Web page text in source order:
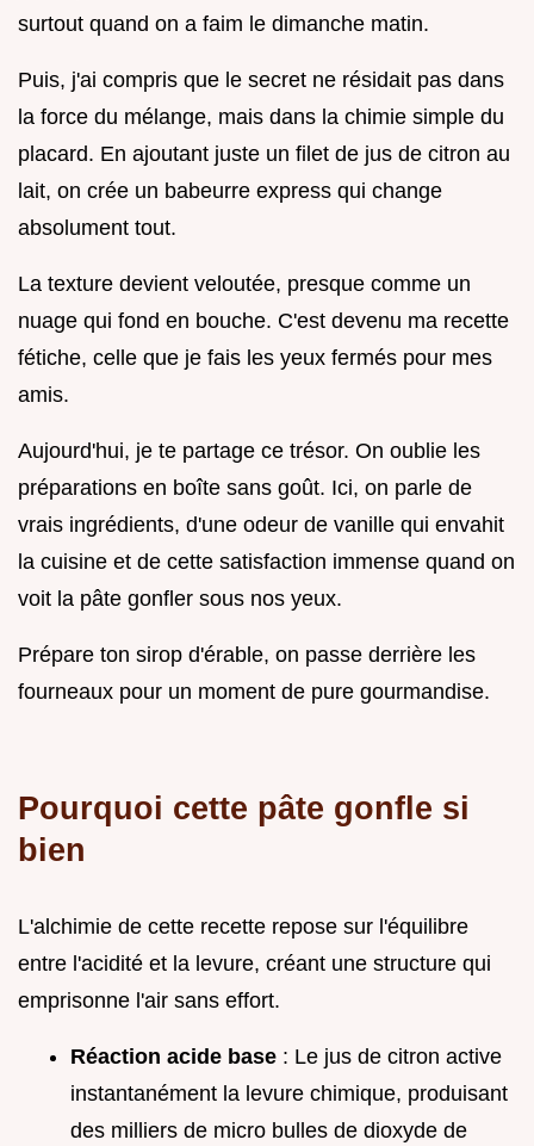
surtout quand on a faim le dimanche matin.
Puis, j'ai compris que le secret ne résidait pas dans
la force du mélange, mais dans la chimie simple du
placard. En ajoutant juste un filet de jus de citron au
lait, on crée un babeurre express qui change
absolument tout.
La texture devient veloutée, presque comme un
nuage qui fond en bouche. C'est devenu ma recette
fétiche, celle que je fais les yeux fermés pour mes
amis.
Aujourd'hui, je te partage ce trésor. On oublie les
préparations en boîte sans goût. Ici, on parle de
vrais ingrédients, d'une odeur de vanille qui envahit
la cuisine et de cette satisfaction immense quand on
voit la pâte gonfler sous nos yeux.
Prépare ton sirop d'érable, on passe derrière les
fourneaux pour un moment de pure gourmandise.
Pourquoi cette pâte gonfle si
bien
L'alchimie de cette recette repose sur l'équilibre
entre l'acidité et la levure, créant une structure qui
emprisonne l'air sans effort.
Réaction acide base : Le jus de citron active
instantanément la levure chimique, produisant
des milliers de micro bulles de dioxyde de